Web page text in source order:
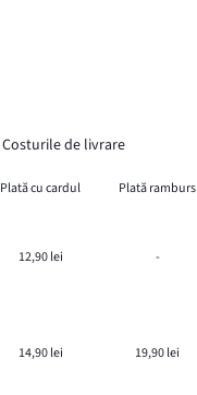
Costurile de livrare
Plată cu cardul
Plată ramburs
12,90 lei -
14,90 lei 19,90 lei